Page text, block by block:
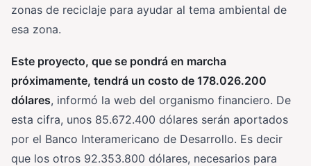
zonas de reciclaje para ayudar al tema ambiental de
esa zona.
Este proyecto, que se pondrá en marcha
próximamente, tendrá un costo de 178.026.200
dólares, informó la web del organismo financiero. De
esta cifra, unos 85.672.400 dólares serán aportados
por el Banco Interamericano de Desarrollo. Es decir
que los otros 92.353.800 dólares, necesarios para